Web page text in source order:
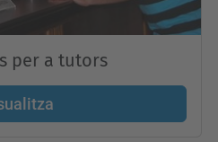
per a tutors